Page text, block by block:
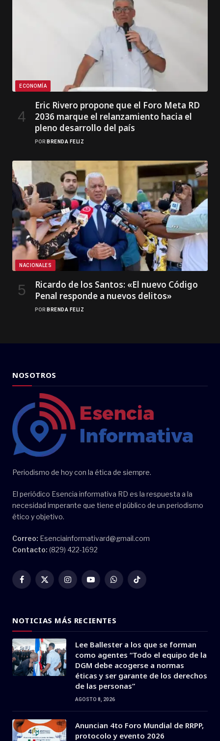
ECONOMÍA
Eric Rivero propone que el Foro Meta RD
2036 marque el relanzamiento hacia el
pleno desarrollo del país
POR BRENDA FELIZ
NACIONALES
Ricardo de los Santos: «El nuevo Código
Penal responde a nuevos delitos»
POR BRENDA FELIZ
NOSOTROS
Periodismo de hoy con la ética de siempre.
El periódico Esencia informativa RD es la respuesta a la
necesidad imperante que tiene el público de un periodismo
ético y objetivo.
Correo: Esenciainformativard@gmail.com
Contacto: (829) 422-1692
Facebook
X
InstagramYouTubeWhatsAppTikTok
NOTICIAS MÁS RECIENTES
Lee Ballester a los que se forman
como agentes “Todo el equipo de la
DGM debe acogerse a normas
éticas y ser garante de los derechos
de las personas”
AGOSTO 8, 2026
Anuncian 4to Foro Mundial de RRPP,
protocolo y evento 2026